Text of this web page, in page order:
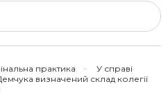
практика >
У справі
визначений склад колегії